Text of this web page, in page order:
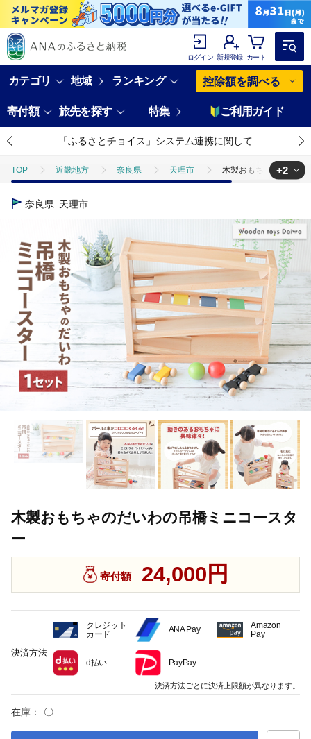
ログイン 新規登録 カート
カテゴリ 地域 ランキング 控除額を調べる
寄付額 旅先を探す 特集 ご利用ガイド
「ふるさとチョイス」システム連携に関して
TOP 近畿地方 奈良県 天理市 木製おもちゃのだいわ
TOP
木製おもちゃのだ
+2
奈良県 天理市
木製おもちゃのだいわの吊橋ミニコースタ
ー
寄付額 24,000円
在庫： 〇
決済方法
クレジット
カード
ANA Pay
Amazon
Pay
d払い PayPay
決済方法ごとに決済上限額が異なります。